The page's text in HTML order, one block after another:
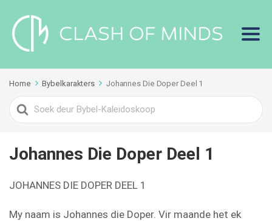
Home Bybelkarakters Johannes Die Doper Deel 1
Search
For
Johannes Die Doper Deel 1
JOHANNES DIE DOPER DEEL 1
My naam is Johannes die Doper. Vir maande het ek